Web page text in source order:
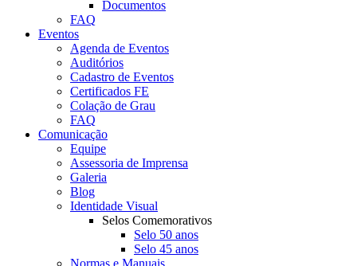
Documentos
FAQ
Eventos
Agenda de Eventos
Auditórios
Cadastro de Eventos
Certificados FE
Colação de Grau
FAQ
Comunicação
Equipe
Assessoria de Imprensa
Galeria
Blog
Identidade Visual
Selos Comemorativos
Selo 50 anos
Selo 45 anos
Normas e Manuais